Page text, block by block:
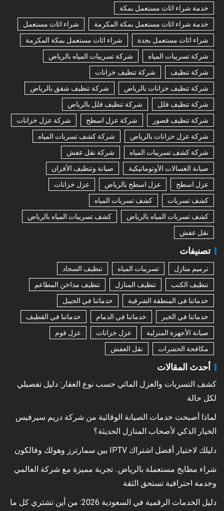
خدمة شراء اثاث مستعمل بمكة
خدمة شراء اثاث مستعمل بمكة المكرمة
شراء اثاث مستعمل
شراء اثاث مستعمل بجدة
شراء اثاث مستعمل بمكة المكرمة
شركة تسريبات المياه
شركة تسريبات المياه بالرياض
شركة تنظيف
شركة تنظيف خزانات
شركة تنظيف خزانات بالرياض
شركة تنظيف شقق بالرياض
شركة تنظيف فلل
شركة تنظيف فلل بالرياض
شركة تنظيف قصور
شركة عزل اسطح
شركة عزل خزانات
شركة عزل خزانات بالرياض
شركة كشف تسربات المياه
شركة كشف تسريبات المياه
شركة نقل عفش
صيانة الغسالات الأوتوماتيكية
صيانة وتنظيف الأفران
عزل اسطح
عزل اسطح بالرياض
عزل خزانات
كشف تسربات
كشف تسربات المياه
كشف تسربات المياه بالرياض
كشف تسريبات المياه بالرياض
نقل عفش
تصنيفات
ترميم منازل تسريبات المياه
تنظيف السجاد
تنظيف الكنب
تنظيف المنازل
تنظيف مداخن المطاعم
خدماتنا فى المنطقة الشرقية
خدماتنا في الجبيل
خدماتنا في الخبر
خدماتنا في الدمام
خدماتنا في القطيف
صيانة الأجهزة المنزلية
عزل خزانات
عزل فوم
مكافحة الحشرات
نقل العفش
أحدث المقالات
كشف التسربات والعزل المائي حسب نوع العقار: دليل تفصيلي
لكل حالة
لماذا أصبحت خدمات الصيانة الوقائية من شركة دريم سيرفيس
الخيار الذكي لأصحاب المنازل الحديثة؟
دليلك لاختيار أفضل اشتراك IPTV بين سمارترز وهولك وفالكون
شراء مطابخ مستعملة بالرياض.. تجربة مميزة مع شركة العالمي
وخدمة احترافية تستحق الثقة
دليل الخدمات الرقمية في السعودية 2026: من أين تشتري كل ما